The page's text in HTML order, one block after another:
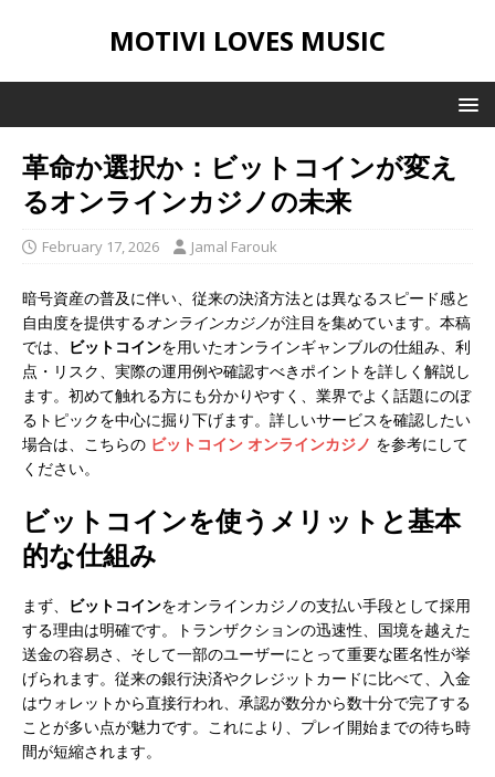
MOTIVI LOVES MUSIC
革命か選択か： ビットコインが変え
るオンラインカジノの未来
February 17, 2026 Jamal Farouk
暗号資産の普及に伴い、従来の決済方法とは異なるスピード感と
自由度を提供するオンラインカジノが注目を集めています。本稿
では、
ビットコインを用いたオンラインギャンブルの仕組み、利
点・リスク、実際の運用例や確認すべきポイントを詳しく解説し
ます。初めて触れる方にも分かりやすく、業界でよく話題にのぼ
るトピックを中心に掘り下げます。詳しいサービスを確認したい
場合は、こちらの ビットコイン オンラインカジノ を参考にして
ください。
ビットコインを使うメリットと基本
的な仕組み
まず、 ビットコインをオンラインカジノの支払い手段として採用
する理由は明確です。トランザクションの迅速性、国境を越えた
送金の容易さ、そして一部のユーザーにとって重要な匿名性が挙
げられます。従来の銀行決済やクレジットカードに比べて、入金
はウォレットから直接行われ、承認が数分から数十分で完了する
ことが多い点が魅力です。これにより、プレイ開始までの待ち時
間が短縮されます。